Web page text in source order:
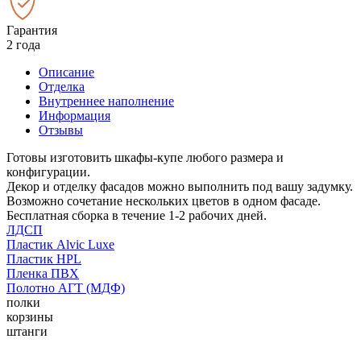
Гарантия
2 года
Описание
Отделка
Внутреннее наполнение
Информация
Отзывы
Готовы изготовить шкафы-купе любого размера и
конфигурации.
Декор и отделку фасадов можно выполнить под вашу задумку.
Возможно сочетание нескольких цветов в одном фасаде.
Бесплатная сборка в течение 1-2 рабочих дней.
ЛДСП
Пластик Alvic Luxe
Пластик HPL
Пленка ПВХ
Полотно АГТ (МДФ)
полки
корзины
штанги